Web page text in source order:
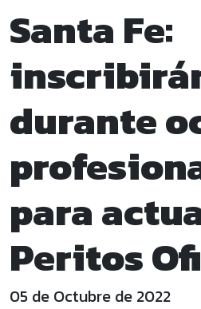
Santa Fe:
durante
para
Peritos
05 de Octubre de 2022